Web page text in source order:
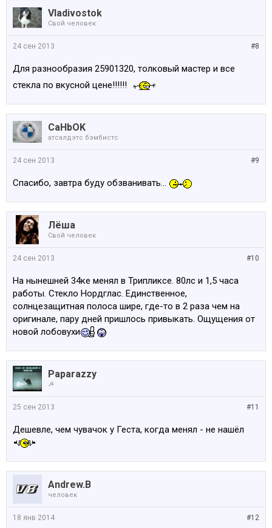
Vladivostok
Свой человек
#8
24 сен 2013
Для разнообразия 25901320, толковый мастер и все
стекла по вкусной цене!!!!!!
CaHbOK
атсалдэтс бэмбистс
#9
24 сен 2013
Спасибо, завтра буду обзванивать...
Лёша
Свой человек
#10
24 сен 2013
На нынешней 34ке менял в Трипликсе. 80лс и 1,5 часа
работы. Стекло Нордглас. Единственное,
солнцезащитная полоса шире, где-то в 2 раза чем на
оригинале, пару дней пришлось привыкать. Ощущения от
новой лобовухи
Paparazzy
☭
#11
25 сен 2013
Дешевле, чем чувачок у Геста, когда менял - не нашёл
Andrew.B
человек
#12
18 янв 2014